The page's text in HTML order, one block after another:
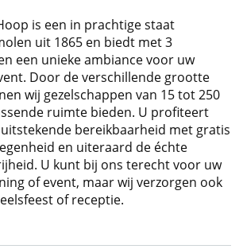
is een in prachtige staat
uit 1865 en biedt met 3
een unieke ambiance voor uw
Door de verschillende grootte
wij gezelschappen van 15 tot 250
ruimte bieden. U profiteert
bereikbaarheid met gratis
en uiteraard de échte
U kunt bij ons terecht voor uw
of event, maar wij verzorgen ook
of receptie.